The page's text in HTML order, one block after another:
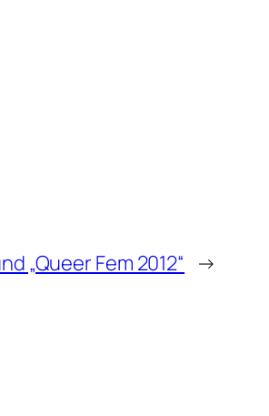
„Queer Fem 2012“ →